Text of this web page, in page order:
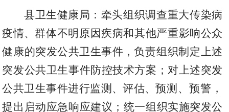
县卫生健康局 ：牵头组织调查重大传染病
疫情、 群体不明原因疾病和其他严重影响公众
健康的突发公共卫生事件 ，负责组织制定上述
突发公共卫生事件防控技术方案；对上述突发
公共卫生事件进行监测 、评估、预测 、预警 ，
提出启动应急响应建议；统一组织实施突发公